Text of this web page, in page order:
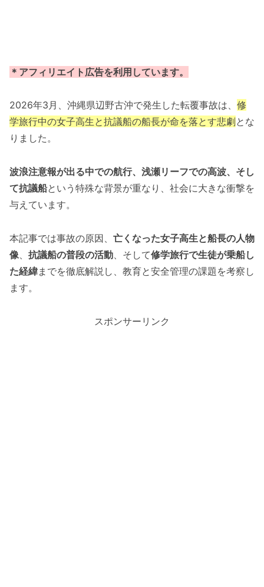
＊アフィリエイト広告を利用しています。
2026年3月、沖縄県辺野古沖で発生した転覆事故は、 修
学旅行中の女子高生と抗議船の船長が命を落とす悲劇とな
りました。
波浪注意報が出る中での航行、浅瀬リーフでの高波、そし
て抗議船という特殊な背景が重なり、社会に大きな衝撃を
与えています。
本記事では事故の原因、 亡くなった女子高生と船長の人物
像
抗議船の普段の活動 、そして修学旅行で生徒が乗船し
た経緯までを徹底解説し、教育と安全管理の課題を考察し
ます。
スポンサーリンク